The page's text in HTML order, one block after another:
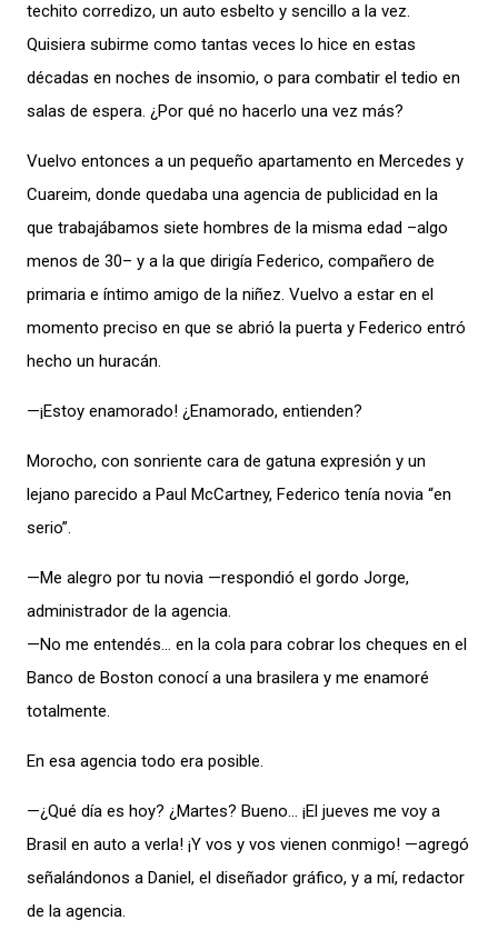
techito corredizo, un auto esbelto y sencillo a la vez.
Quisiera subirme como tantas veces lo hice en estas
décadas en noches de insomio, o para combatir el tedio en
salas de espera. ¿Por qué no hacerlo una vez más?
Vuelvo entonces a un pequeño apartamento en Mercedes y
Cuareim, donde quedaba una agencia de publicidad en la
que trabajábamos siete hombres de la misma edad –algo
menos de 30– y a la que dirigía Federico, compañero de
primaria e íntimo amigo de la niñez. Vuelvo a estar en el
momento preciso en que se abrió la puerta y Federico entró
hecho un huracán.
—¡Estoy enamorado! ¿Enamorado, entienden?
Morocho, con sonriente cara de gatuna expresión y un
lejano parecido a Paul McCartney, Federico tenía novia “en
serio”.
—Me alegro por tu novia —respondió el gordo Jorge,
administrador de la agencia.
—No me entendés… en la cola para cobrar los cheques en el
Banco de Boston conocí a una brasilera y me enamoré
totalmente.
En esa agencia todo era posible.
—¿Qué día es hoy? ¿Martes? Bueno… ¡El jueves me voy a
Brasil en auto a verla! ¡Y vos y vos vienen conmigo! —agregó
señalándonos a Daniel, el diseñador gráfico, y a mí, redactor
de la agencia.